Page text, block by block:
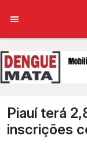
Piauí terá
inscrições